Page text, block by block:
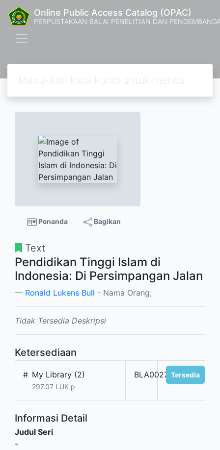
Online Public Access Catalog (OPAC)
PERPUSTAKAAN BALAI PENELITIAN DAN
Penanda Bagikan
Text
Pendidikan Tinggi Islam di
Indonesia: Di Persimpangan Jalan
Ronald Lukens Bull - Nama Orang;
Tidak Tersedia Deskripsi
Ketersediaan
# My Library (2)
297.07 LUK p
BLA002756Tersedia
Informasi Detail
Judul Seri
-